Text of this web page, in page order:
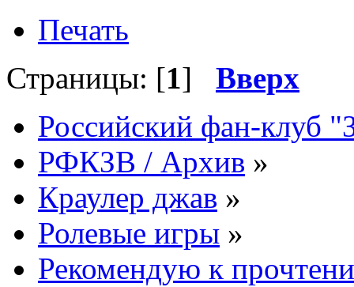
Печать
Страницы: [1] Вверх
Российский фан-клуб
РФКЗВ / Архив »
Краулер джав »
Ролевые игры »
Рекомендую к